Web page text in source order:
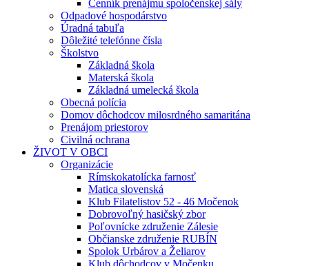
Cenník prenájmu spoločenskej sály
Odpadové hospodárstvo
Úradná tabuľa
Dôležité telefónne čísla
Školstvo
Základná škola
Materská škola
Základná umelecká škola
Obecná polícia
Domov dôchodcov milosrdného samaritána
Prenájom priestorov
Civilná ochrana
ŽIVOT V OBCI
Organizácie
Rímskokatolícka farnosť
Matica slovenská
Klub Filatelistov 52 - 46 Močenok
Dobrovoľný hasičský zbor
Poľovnícke združenie Zálesie
Občianske združenie RUBÍN
Spolok Urbárov a Želiarov
Klub dôchodcov v Močenku